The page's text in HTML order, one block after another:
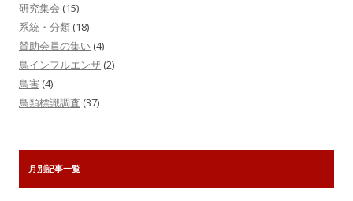
研究集会 (15)
系統・分類 (18)
賛助会員の集い (4)
鳥インフルエンザ (2)
鳥害 (4)
鳥類標識調査 (37)
月別記事一覧